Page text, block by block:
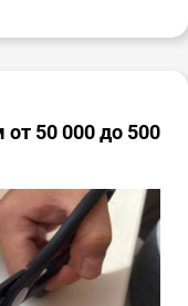
от 50 000 до 500